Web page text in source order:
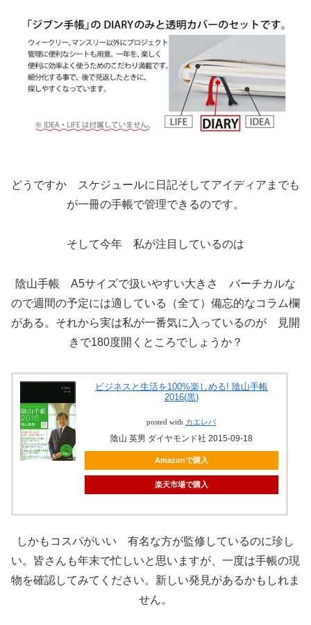
どうですか スケジュールに日記そしてアイディアまでも
が一冊の手帳で管理できるのです。
そして今年 私が注目しているのは
陰山手帳 A5サイズで扱いやすい大きさ バーチカルな
ので週間の予定には適している（全て）備忘的なコラム欄
がある。それから実は私が一番気に入っているのが 見開
きで180度開くところでしょうか？
ビジネスと生活を100%楽しめる! 陰山手帳
2016(黒)
posted with カエレバ
陰山 英男 ダイヤモンド社 2015-09-18
Amazonで購入
楽天市場で購入
しかもコスパがいい 有名な方が監修しているのに珍し
い。皆さんも年末で忙しいと思いますが、一度は手帳の現
物を確認してみてください。新しい発見があるかもしれま
せん。